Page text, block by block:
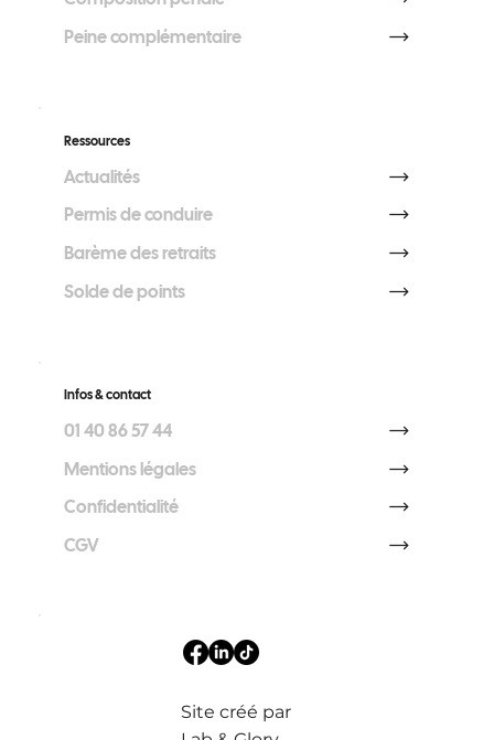
Ressources
Actualités
Permis de conduire
Barème des retraits
Solde de points
Peine complémentaire
Site créé par
Infos & contact
01 40 86 57 44
Mentions légales
Confidentialité
CGV